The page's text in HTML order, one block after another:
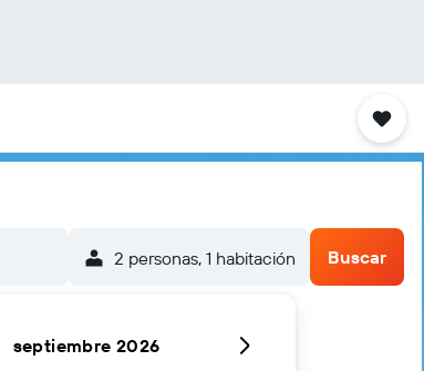
2 personas, 1 habitación Buscar
septiembre 2026